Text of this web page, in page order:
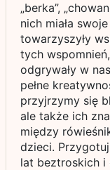
„berka”,
nich miała
towarzyszyły
tych
odgrywały w
pełne
przyjrzymy się
ale także ich
między
dzieci.
lat beztroskich i